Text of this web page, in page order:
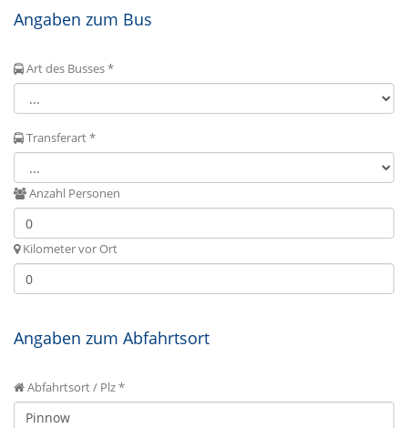
Angaben zum Bus
Art des Busses *
Transferart *
Anzahl Personen
Kilometer vor Ort
Angaben zum Abfahrtsort
Abfahrtsort / Plz *